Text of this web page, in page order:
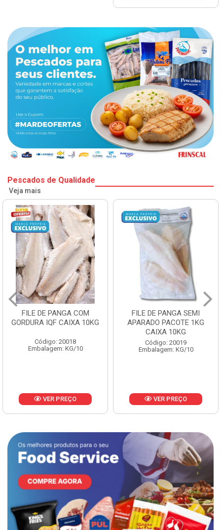
Pescados de Qualidade
Veja mais
FILE DE PANGA SEMI
APARADO PACOTE 1KG
Código: 20019
Embalagem: KG/10
VER PREÇO
POLACA DESFIADA
PESCAMARES PCT5KG
CX10KG
Código: 20161
Embalagem: KG/10
VER PREÇO